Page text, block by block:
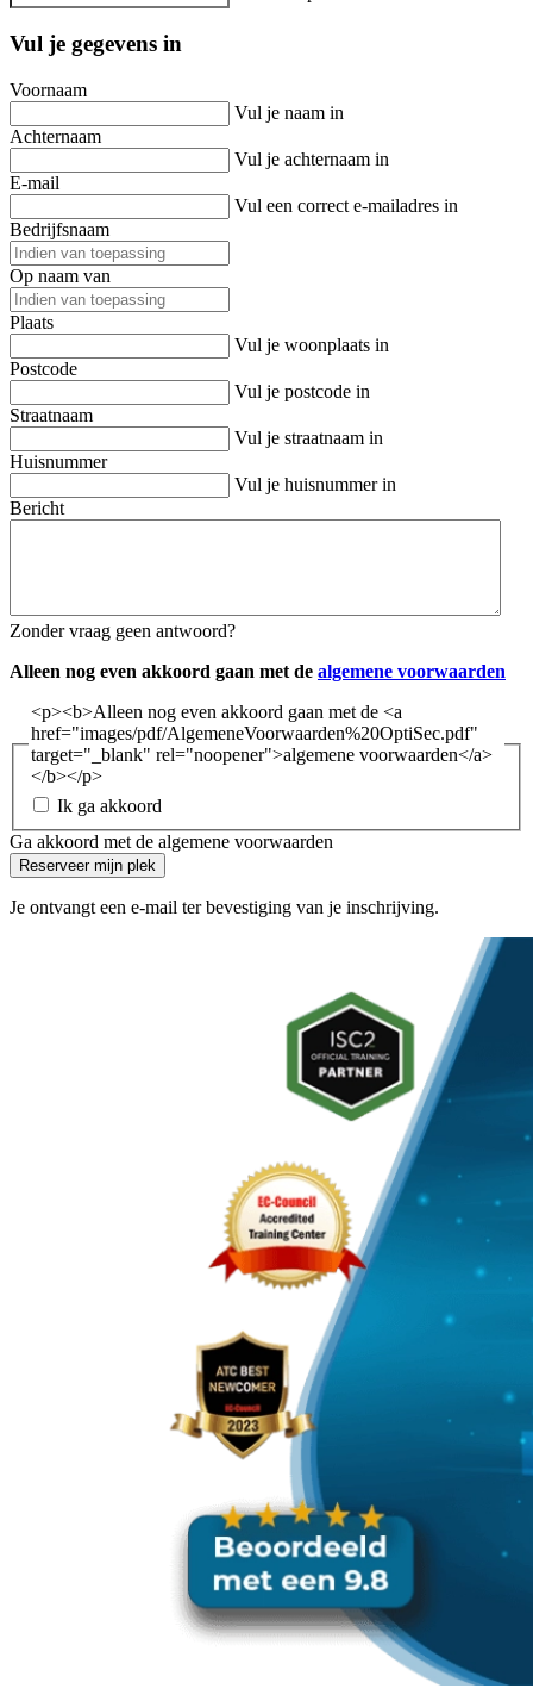
Vul je gegevens in
Voornaam
Vul je naam in
Achternaam
Vul je achternaam in
E-mail
Vul een correct e-mailadres in
Bedrijfsnaam
Op naam van
Plaats
Vul je woonplaats in
Postcode
Vul je postcode in
Straatnaam
Vul je straatnaam in
Huisnummer
Vul je huisnummer in
Bericht
Zonder vraag geen antwoord?
Alleen nog even akkoord gaan met de algemene voorwaarden
<p><b>Alleen nog even akkoord gaan met de <a
href="images/pdf/AlgemeneVoorwaarden%20OptiSec.pdf"
target="_blank" rel="noopener">algemene voorwaarden</a>
</b></p>
Ik ga akkoord
Ga akkoord met de algemene voorwaarden
Reserveer mijn plek
Je ontvangt een e-mail ter bevestiging van je inschrijving.